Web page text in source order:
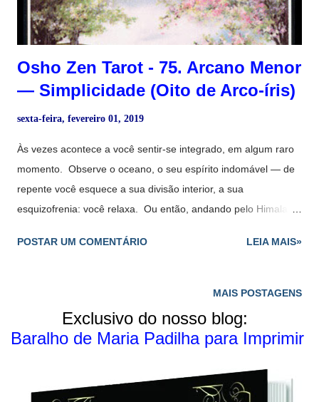
Osho Zen Tarot - 75. Arcano Menor
― Simplicidade (Oito de Arco-íris)
sexta-feira, fevereiro 01, 2019
Às vezes acontece a você sentir-se integrado, em algum raro
momento. Observe o oceano, o seu espírito indomável ― de
repente você esquece a sua divisão interior, a sua
esquizofrenia: você relaxa. Ou então, andando pelo Himalaia,
repente uma calma o envolve e você não precisa ser falso,
representar. Você se reintegra. Ou ainda, ouvindo boa
situação, você se torne uno, uma paz, uma felicidade, uma
bênção o envolvem, brotam de dentro de você. Você se sente
preenchido. Não há necessidade de ficar esperando por esses
momentos ― eles podem transformar-se na sua maneira
POSTAR UM COMENTÁRIO LEIA MAIS»
MAIS POSTAGENS
Exclusivo do nosso blog:
Baralho de Maria Padilha para Imprimir